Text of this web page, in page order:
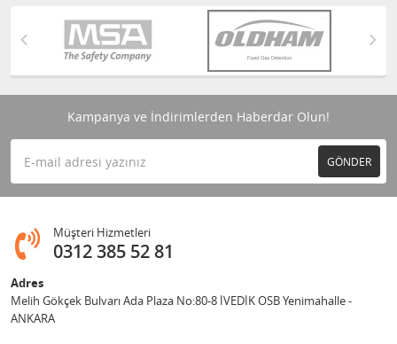
Kampanya ve İndirimlerden Haberdar Olun!
GÖNDER
Müşteri Hizmetleri
0312 385 52 81
Adres
Melih Gökçek Bulvarı Ada Plaza No:80-8 İVEDİK OSB Yenimahalle -
ANKARA